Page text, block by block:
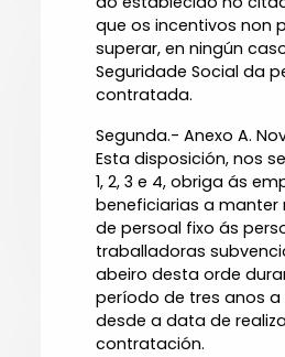
que os incentivos non
superar, en ningún
Seguridade Social da
contratada.
Segunda.- Anexo A.
Esta disposición, nos
1, 2, 3 e 4, obriga ás
beneficiarias a manter
de persoal fixo ás
traballadoras
abeiro desta orde
período de tres anos
desde a data de
contratación.